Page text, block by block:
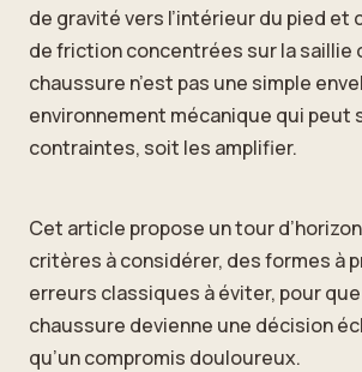
de gravité vers l’intérieur du pied et
de friction concentrées sur la saillie
chaussure n’est pas une simple
environnement mécanique qui peut
contraintes, soit les amplifier.
Cet article propose un tour
critères à considérer, des formes à
erreurs classiques à éviter, pour que
chaussure devienne une décision
qu’un compromis douloureux.